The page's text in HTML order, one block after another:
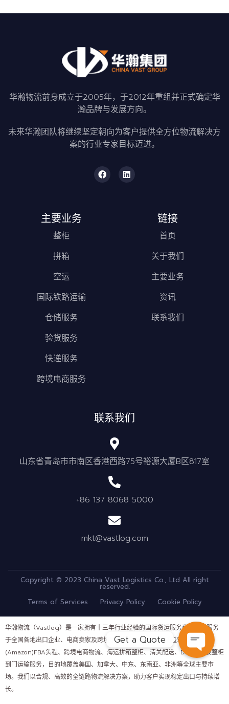
华瀚物流前身成立于2005年，于2012年重组并正式确定华
瀚品牌与发展方向。
未来华瀚团队将继续坚定朝向为客户提供全方位物流解决方
案的行业专家目标迈进。
主要业务
整柜
拼箱
空运
国际铁路运输
仓储服务
验货服务
快递服务
跨境电商服务
链接
首页
关于我们
主要业务
资讯
联系我们
联系我们
山东省青岛市市南区香港西路75号裕源大厦B区817室
+86 137 8068 5000
mkt@vastlog.com
Copyright © 2023 China Vast Logistics Co., Ltd All right
reserved.
Terms of Services
Privacy Policy Cookie Policy
华瀚物流（Vastlog）是一家拥有十三年行业经验的国际货运服务商，长期服务
于全国各地出口企业、电商卖家及跨境平台客户。公司业务涵盖亚马逊
(Amazon)FBA头程、跨境电商物流、海运拼箱整柜、清关配送、DDP运输及整柜
到门运输服务，目的地覆盖美国、加拿大、中东、东南亚、非洲等全球主要市
场。我们以合规、高效的全链路物流解决方案，助力客户实现稳定出口与持续增
长。
Get a Quote
OPEN